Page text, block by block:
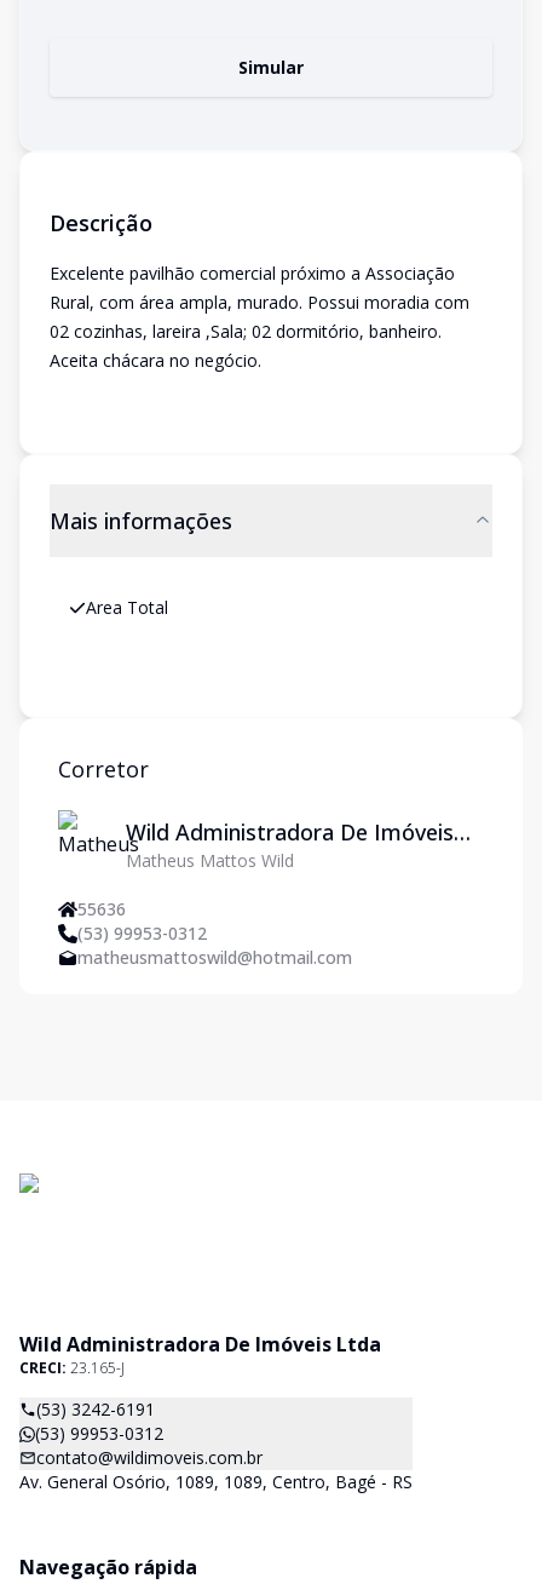
Simular
Descrição
Excelente pavilhão comercial próximo a Associação
Rural, com área ampla, murado. Possui moradia com
02 cozinhas, lareira ,Sala; 02 dormitório, banheiro.
Aceita chácara no negócio.
Mais informações
Area Total
Corretor
Wild Administradora De Imóveis
Ltda
Matheus Mattos Wild
55636
(53) 99953-0312
matheusmattoswild@hotmail.com
Wild Administradora De Imóveis Ltda
CRECI: 23.165-J
(53) 3242-6191
(53) 99953-0312
contato@wildimoveis.com.br
Av. General Osório, 1089, 1089, Centro, Bagé - RS
Navegação rápida